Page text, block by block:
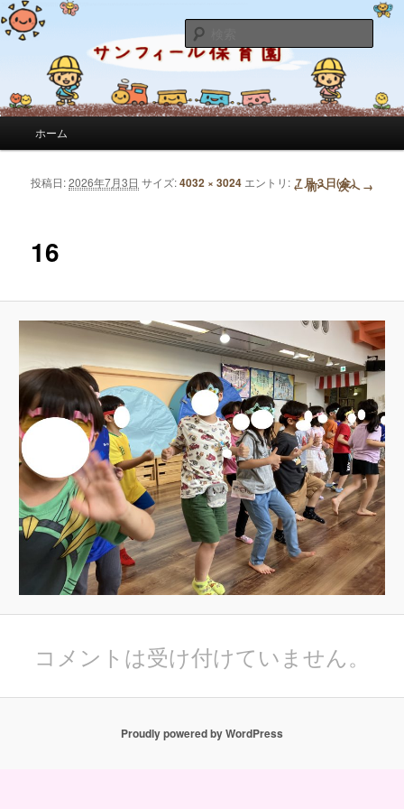
サンフィール保育園のブログ
サンフィール保育園のせんせいのブログです。園の日常を綴っています。
索
メインコンテンツへ移動
サブコンテンツへ移動
ホーム
画像ナビゲーション ← 前へ 次へ →
16
投稿日:2026年7月3日 サイズ:4032 × 3024 エントリ: ７月３日(金）
コメントは受け付けていません。
Proudly powered by WordPress